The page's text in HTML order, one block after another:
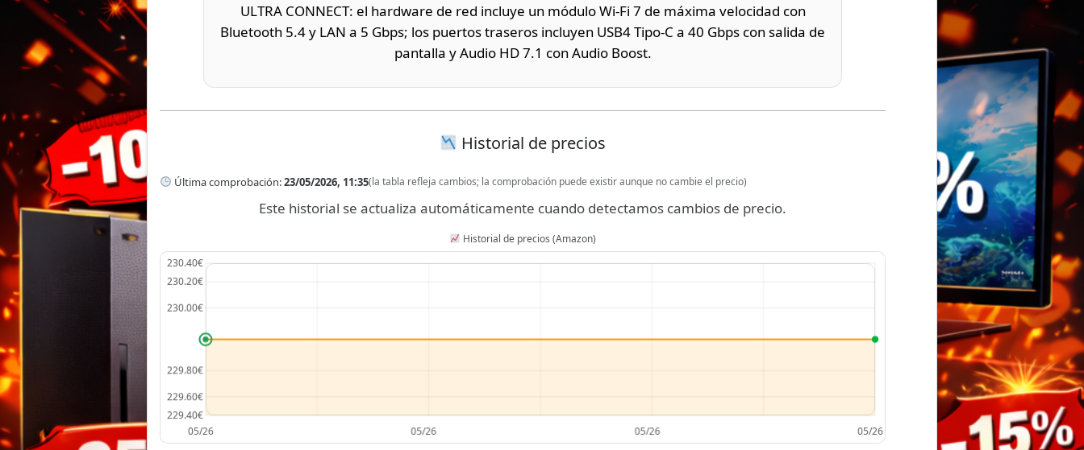
ULTRA CONNECT: el hardware de red incluye un módulo Wi-Fi 7 de máxima velocidad con
Bluetooth 5.4 y LAN a 5 Gbps; los puertos traseros incluyen USB4 Tipo-C a 40 Gbps con salida de
pantalla y Audio HD 7.1 con Audio Boost.
Historial de precios
Última comprobación:23/05/2026, 11:35(la tabla refleja cambios; la comprobación puede existir aunque no cambie el precio)
Este historial se actualiza automáticamente cuando detectamos cambios de precio.
Historial de precios (Amazon)